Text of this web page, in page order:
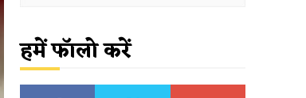
हमें फॉलो करें